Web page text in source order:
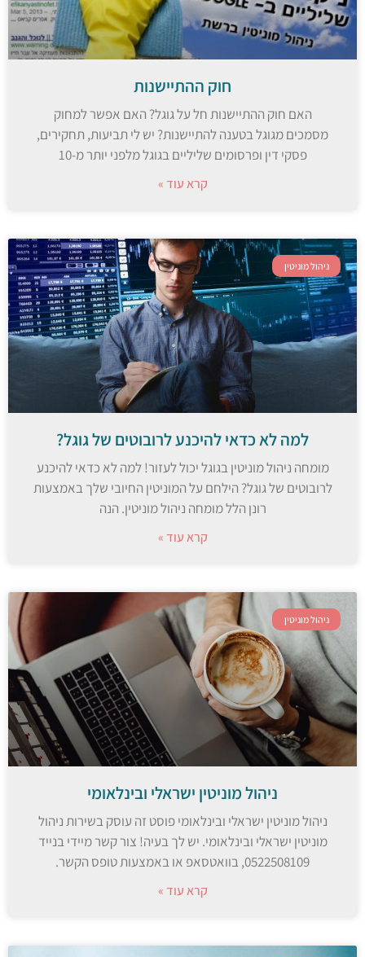
חוק ההתיישנות
האם חוק ההתיישנות חל על גוגל? האם אפשר למחוק
מסמכים מגוגל בטענה להתיישנות? יש לי תביעות, תחקירים,
פסקי דין ופרסומים שליליים בגוגל מלפני יותר מ-10
קרא עוד »
ניהול מוניטין
למה לא כדאי להיכנע לרובוטים של גוגל?
מומחה ניהול מוניטין בגוגל יכול לעזור! למה לא כדאי להיכנע
לרובוטים של גוגל? הילחם על המוניטין החיובי שלך באמצעות
רונן הלל מומחה ניהול מוניטין. הנה
קרא עוד »
ניהול מוניטין
ניהול מוניטין ישראלי ובינלאומי
ניהול מוניטין ישראלי ובינלאומי פוסט זה עוסק בשירות ניהול
מוניטין ישראלי ובינלאומי. יש לך בעיה! צור קשר מיידי בנייד
0522508109, בוואטסאפ או באמצעות טופס הקשר.
קרא עוד »